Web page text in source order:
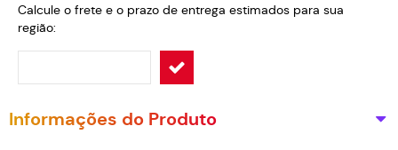
Calcule o frete e o prazo de entrega estimados para sua
região:
Informações do Produto